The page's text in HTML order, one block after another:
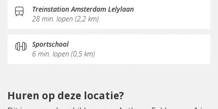
Treinstation Amsterdam Lelylaan
28 min. lopen (2,2 km)
Sportschool
6 min. lopen (0,5 km)
Huren op deze locatie?